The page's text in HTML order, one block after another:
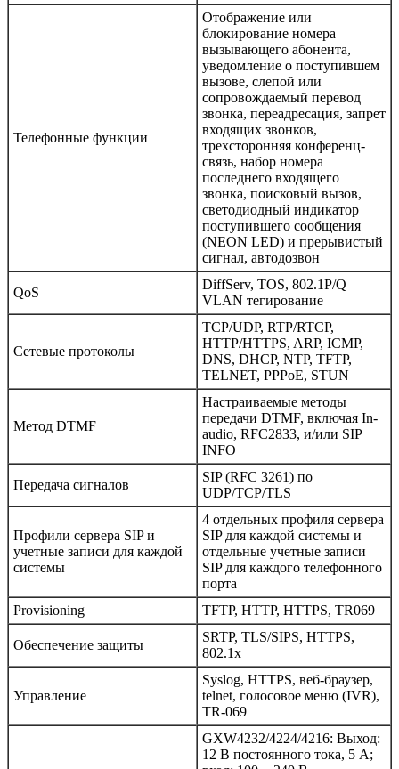
Телефонные функции
Отображение или
блокирование номера
вызывающего абонента,
уведомление о поступившем
вызове, слепой или
сопровождаемый перевод
звонка, переадресация, запрет
входящих звонков,
трехсторонняя конференц-
связь, набор номера
последнего входящего
звонка, поисковый вызов,
светодиодный индикатор
поступившего сообщения
(NEON LED) и прерывистый
сигнал, автодозвон
QoS
DiffServ, TOS, 802.1P/Q
VLAN тегирование
Сетевые протоколы
TCP/UDP, RTP/RTCP,
HTTP/HTTPS, ARP, ICMP,
DNS, DHCP, NTP, TFTP,
TELNET, PPPoE, STUN
Метод DTMF
Настраиваемые методы
передачи DTMF, включая In-
audio, RFC2833, и/или SIP
INFO
Передача сигналов
SIP (RFC 3261) по
UDP/TCP/TLS
Профили сервера SIP и
учетные записи для каждой
системы
4 отдельных профиля сервера
SIP для каждой системы и
отдельные учетные записи
SIP для каждого телефонного
порта
Provisioning
TFTP, HTTP, HTTPS, TR069
Обеспечение защиты
SRTP, TLS/SIPS, HTTPS,
802.1x
Управление
Syslog, HTTPS, веб-браузер,
telnet, голосовое меню (IVR),
TR-069
GXW4232/4224/4216: Выход:
12 В постоянного тока, 5 А;